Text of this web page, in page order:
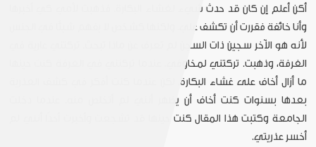
أكن أعلم إن كان قد حدث شيء لغشاء البكارة. فذهبت لأمي كي أخبرها
وأنا خائفة فقررت أن تكشف علي. ولكنها كشخص لا يفهم شيئًا في الجنس
لأنه هو الآخر سجين ذات السجن لم تعرف عن ماذا تبحث. تركتني عارية في
الغرفة، وذهبت. تركتني لمخاوفي. عندما تركتني في الغرفة كنت حينها
ما أزال أخاف على غشاء البكارة. لكن عندما كنت أفكر في كشف العذرية
بعدها بسنوات كنت أخاف أن يظهر أنني لم أتخلص منه. عندما دخلت
الجامعة وكتبت هذا المقال كنت حينها قد تشجعت وأخبرت أحدًا أنني لم
أخسر عذريتي.